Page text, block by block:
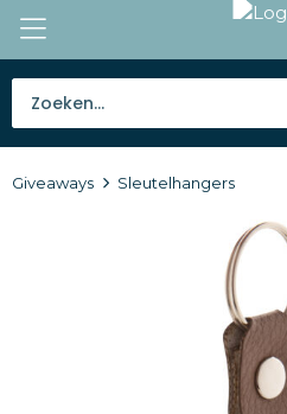
Tassen
Giveaways Sleutelhangers